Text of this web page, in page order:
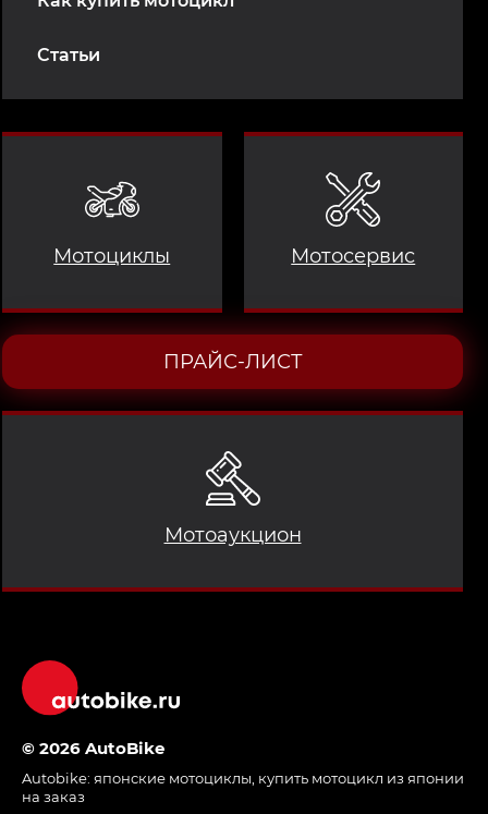
Статьи
Мотоциклы
Мотоаукцион
Мотосервис
ПРАЙС-ЛИСТ
© 2026 AutoBike
Autobike: японские мотоциклы купить мотоцикл из японии
на заказ